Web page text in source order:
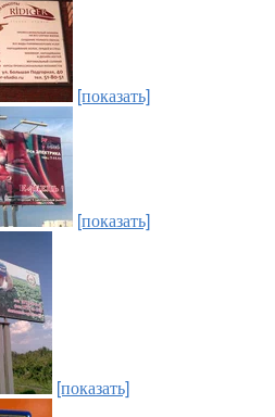
[показать]
[показать]
[показать]